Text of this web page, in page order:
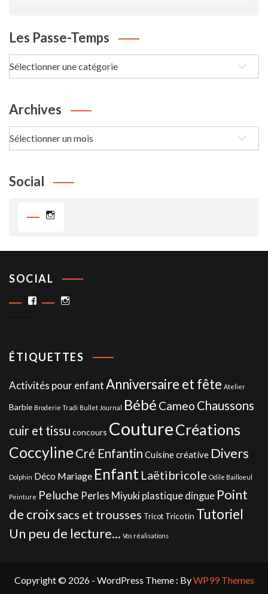
Les Passe-Temps
Archives
Social
SOCIAL
Facebook
ÉTIQUETTES
Activités pour enfantAnniversaire et fête Atelier
Barbie Broderie Tradi Bullet Journal Bébé Cameo Chaussons
cuir et tissu concours CoutureCréations
CoccylineCré Enfantin Cuisine créative Divers
Dolphin Déco Mariage Enfant Laëtibricole Odile Bailloeul
Peinture Peluche Perles Miyuki plastique dingue Point
de croixsacs et trousses Tricot Tricotin Tutoriel
Un peu de lecture... Vos réalisations
Copyright © 2026 - WordPress Theme : ByWP99 Themes